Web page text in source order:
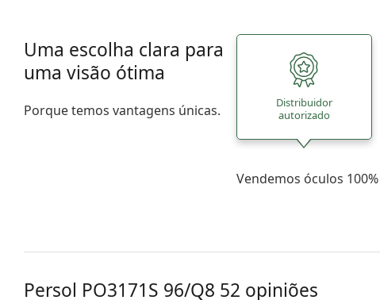
Uma escolha clara para
uma visão ótima
Porque temos vantagens únicas.
Distribuidor
autorizado
Vendemos óculos
Persol PO3171S 96/Q8 52 opiniões